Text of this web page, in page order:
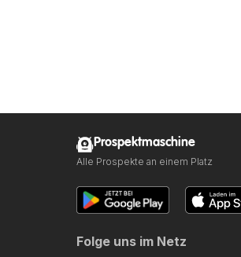
Prospektmaschine
Alle Prospekte an einem Platz
Folge uns im Netz